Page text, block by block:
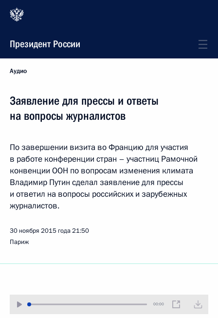
Президент России
Аудио
Заявление для прессы и ответы
на вопросы журналистов
По завершении визита во Францию для участия
в работе конференции стран – участниц Рамочной
конвенции ООН по вопросам изменения климата
Владимир Путин сделал заявление для прессы
и ответил на вопросы российских и зарубежных
журналистов.
30 ноября 2015 года21:50
Париж
00:00